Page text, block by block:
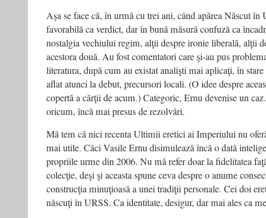
Aşa se face că, în urmă cu trei ani, când apărea Născut
favorabilă ca verdict, dar în bună măsură confuză ca
nostalgia vechiului regim, alţii despre ironie liberală, alţii
acestora două. Au fost comentatori care şi-au pus
literatura, după cum au existat analişti mai aplicaţi, în
aflat atunci la debut, precursori locali. (O idee despre
copertă a cărţii de acum.) Categoric, Ernu devenise un
oricum, încă mai presus de rezolvări.
Mă tem că nici recenta Ultimii eretici ai Imperiului nu
mai utile. Căci Vasile Ernu disimulează încă o dată
propriile urme din 2006. Nu mă refer doar la fidelitatea
colecţie, deşi şi aceasta spune ceva despre o anume
construcţia minuţioasă a unei tradiţii personale. Cei doi
născuţi în URSS. Ca identitate, desigur, dar mai ales ca